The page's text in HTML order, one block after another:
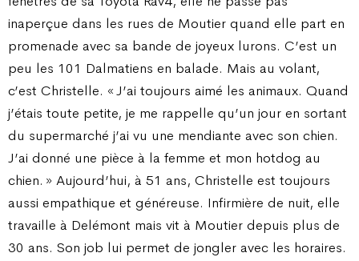
inaperçue dans les rues de Moutier quand elle part en
promenade avec sa bande de joyeux lurons. C’est un
peu les 101 Dalmatiens en balade. Mais au volant,
c’est Christelle. « J’ai toujours aimé les animaux. Quand
j’étais toute petite, je me rappelle qu’un jour en sortant
du supermarché j’ai vu une mendiante avec son chien.
J’ai donné une pièce à la femme et mon hotdog au
chien. » Aujourd’hui, à 51 ans, Christelle est toujours
aussi empathique et généreuse. Infirmière de nuit, elle
travaille à Delémont mais vit à Moutier depuis plus de
30 ans. Son job lui permet de jongler avec les horaires.